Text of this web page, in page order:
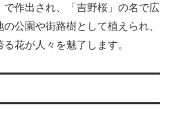
作出され、「吉野桜」の名で広
公園や街路樹として植えられ、
花が人々を魅了します。